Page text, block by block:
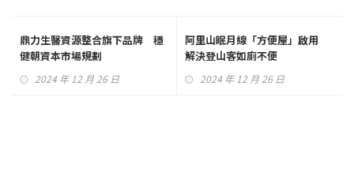
鼎力生醫資源整合旗下品牌 穩
健朝資本市場規劃
2024 年 12 月 26 日
阿里山眠月線「方便屋」啟用
解決登山客如廁不便
2024 年 12 月 26 日